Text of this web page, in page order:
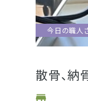
お墓
海洋散骨
樹木葬
今日の職人
散骨、納